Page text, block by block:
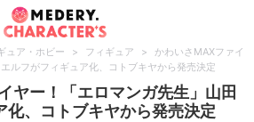
ュア・ホビー > フィギュア >
かわいさMAXファイ
ルフがフィギュア化、コトブキヤから発売決定
ヤー！「エロマンガ先生」山田
化、コトブキヤから発売決定